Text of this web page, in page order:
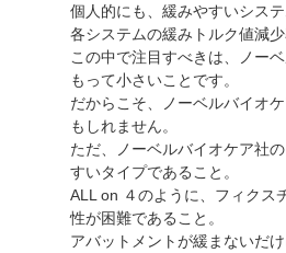
個人的にも、緩みやすいシス
各システムの緩みトルク値減
この中で注目すべきは、ノー
もって小さいことです。
だからこそ、ノーベルバイオ
もしれません。
ただ、ノーベルバイオケア社
すいタイプであること。
ALL on ４のように、フィクス
性が困難であること。
アバットメントが緩まないだ